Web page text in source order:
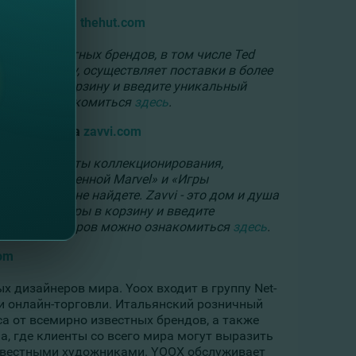
магазина thehut.com
известных брендов, в том числе Ted
в 2004 году, осуществляет поставки в более
в корзину и введите уникальный
ознакомиться здесь.
на zavvi.com
предметы коллекционирования,
до «Вселенной Marvel» и «Игры
нигде не найдете. Zavvi - это дом и душа
товары в корзину и введите
товаров можно ознакомиться здесь.
дизайнеров мира. Yoox входит в группу Net-
торговли. Итальянский розничный
от всемирно известных брендов, а также
клиенты со всего мира могут выразить
художниками. YOOX обслуживает